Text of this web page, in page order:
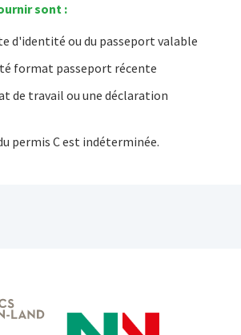
sont :
d'identité ou du passeport valable
format passeport récente
de travail ou une déclaration
permis C est indéterminée.